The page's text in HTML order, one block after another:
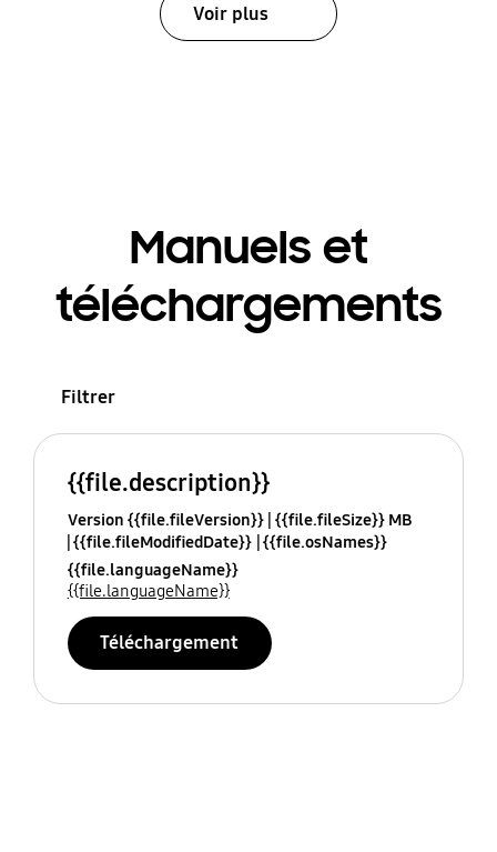
Voir plus
Manuels et
téléchargements
Filtrer
{{file.description}}
Version {{file.fileVersion}} {{file.fileSize}} MB
{{file.fileModifiedDate}} {{file.osNames}}
{{file.languageName}}
{{file.languageName}}
Téléchargement